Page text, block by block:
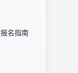
名指南